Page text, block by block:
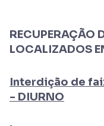
RECUPERAÇÃO
LOCALIZADOS
Interdição de
- DIURNO